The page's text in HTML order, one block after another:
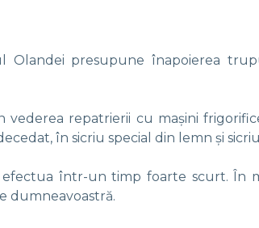
Olandei presupune înapoierea
repatrierii cu mașini
în sicriu special din lemn și
într-un timp foarte scurt. În
dumneavoastră.